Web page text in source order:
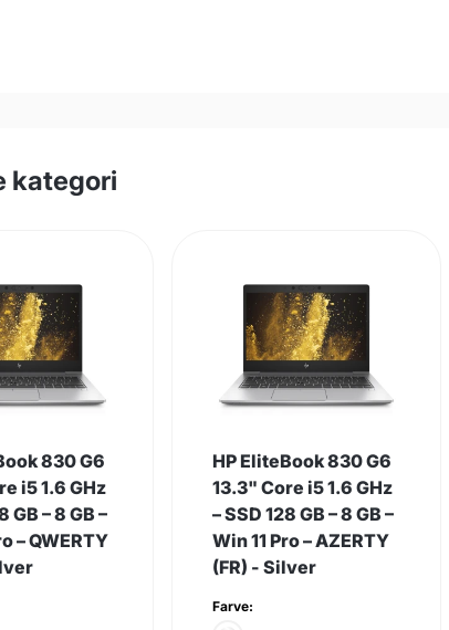
kategori
830 G6
i5 1.6 GHz
GB – 8 GB –
– QWERTY
HP EliteBook 830 G6
13.3" Core i5 1.6 GHz
– SSD 128 GB – 8 GB –
Win 11 Pro – AZERTY
(FR) - Silver
Farve: